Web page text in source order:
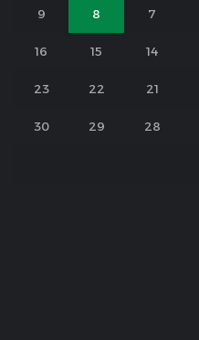
7
8
9
14
15
16
21
22
23
28
29
30